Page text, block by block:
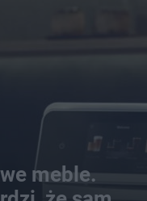
meble.